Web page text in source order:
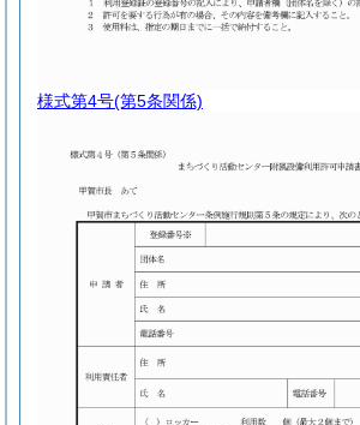
様式第4号(第5条関係)